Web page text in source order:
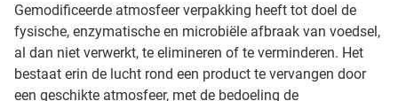
Gemodificeerde atmosfeer verpakking heeft tot doel de
fysische, enzymatische en microbiële afbraak van voedsel,
al dan niet verwerkt, te elimineren of te verminderen. Het
bestaat erin de lucht rond een product te vervangen door
een geschikte atmosfeer, met de bedoeling de